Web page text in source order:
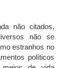
não citados,
não se
estranhos no
políticos